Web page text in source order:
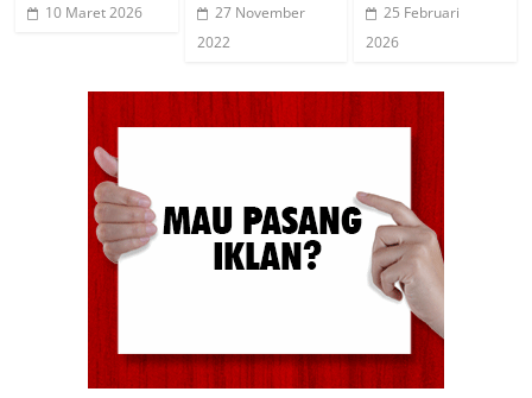
10 Maret 2026
27 November
2022
25 Februari
2026